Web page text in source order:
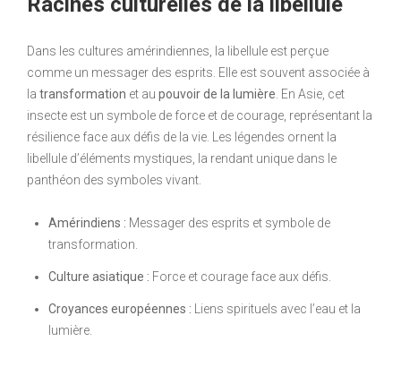
Dans les cultures amérindiennes, la libellule est perçue
comme un messager des esprits. Elle est souvent associée à
la transformation et au pouvoir de la lumière. En Asie, cet
insecte est un symbole de force et de courage, représentant la
résilience face aux défis de la vie. Les légendes ornent la
libellule d’éléments mystiques, la rendant unique dans le
panthéon des symboles vivant.
Amérindiens : Messager des esprits et symbole de
transformation.
Culture asiatique : Force et courage face aux défis.
Croyances européennes : Liens spirituels avec l’eau et la
lumière.